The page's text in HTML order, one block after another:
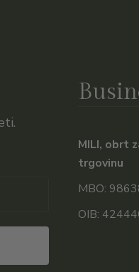
MILI, obrt
trgovinu
MBO:
OIB: